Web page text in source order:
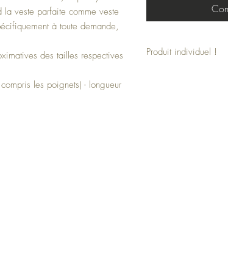
veste parfaite comme veste
à toute demande,
des tailles respectives
les poignets) - longueur
Produit individuel !